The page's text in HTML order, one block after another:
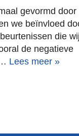
gevormd
we beïnvloed
die
de negatieve
Lees meer »